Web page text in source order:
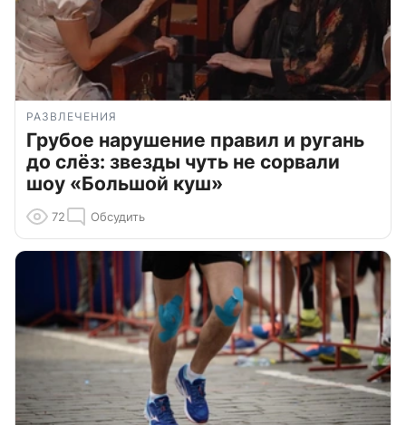
РАЗВЛЕЧЕНИЯ
Грубое нарушение правил и ругань
до слёз: звезды чуть не сорвали
шоу «Большой куш»
72 Обсудить